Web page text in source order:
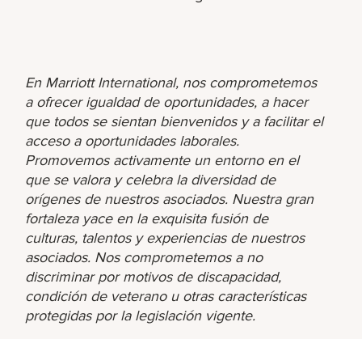
En Marriott International, nos comprometemos
a ofrecer igualdad de oportunidades, a hacer
que todos se sientan bienvenidos y a facilitar el
acceso a oportunidades laborales.
Promovemos activamente un entorno en el
que se valora y celebra la diversidad de
orígenes de nuestros asociados. Nuestra gran
fortaleza yace en la exquisita fusión de
culturas, talentos y experiencias de nuestros
asociados. Nos comprometemos a no
discriminar por motivos de discapacidad,
condición de veterano u otras características
protegidas por la legislación vigente.